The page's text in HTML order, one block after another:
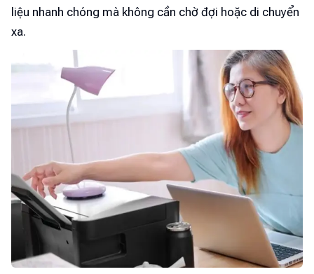
liệu nhanh chóng mà không cần chờ đợi hoặc di chuyển
xa.